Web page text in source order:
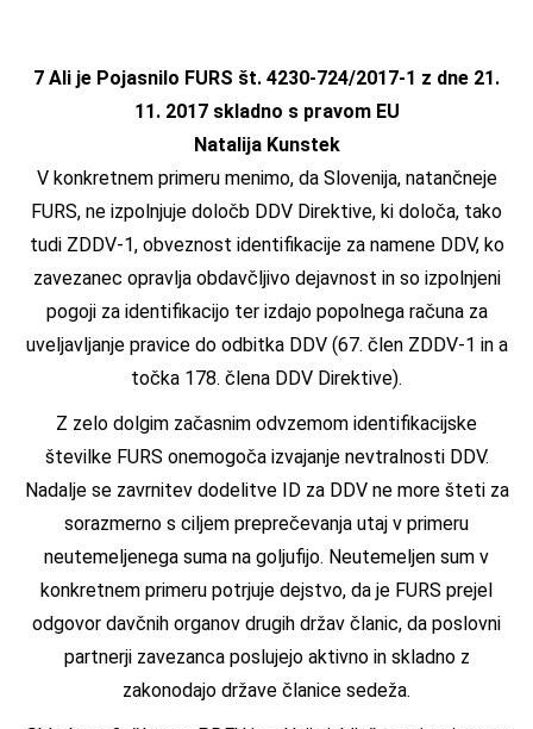
7 Ali je Pojasnilo FURS št. 4230-724/2017-1 z dne 21.
11. 2017 skladno s pravom EU
Natalija Kunstek
V konkretnem primeru menimo, da Slovenija, natančneje
FURS, ne izpolnjuje določb DDV Direktive, ki določa, tako
tudi ZDDV-1, obveznost identifikacije za namene DDV, ko
zavezanec opravlja obdavčljivo dejavnost in so izpolnjeni
pogoji za identifikacijo ter izdajo popolnega računa za
uveljavljanje pravice do odbitka DDV (67. člen ZDDV-1 in a
točka 178. člena DDV Direktive).
Z zelo dolgim začasnim odvzemom identifikacijske
številke FURS onemogoča izvajanje nevtralnosti DDV.
Nadalje se zavrnitev dodelitve ID za DDV ne more šteti za
sorazmerno s ciljem preprečevanja utaj v primeru
neutemeljenega suma na goljufijo. Neutemeljen sum v
konkretnem primeru potrjuje dejstvo, da je FURS prejel
odgovor davčnih organov drugih držav članic, da poslovni
partnerji zavezanca poslujejo aktivno in skladno z
zakonodajo države članice sedeža.